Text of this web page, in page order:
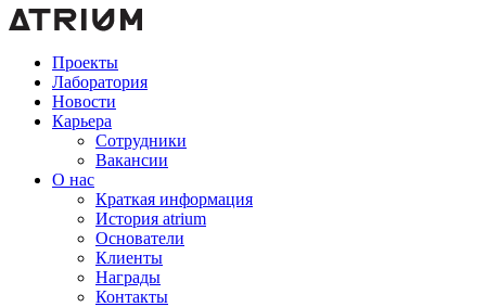
Проекты
Лаборатория
Новости
Карьера
Сотрудники
Вакансии
О нас
Краткая информация
История atrium
Основатели
Клиенты
Награды
Контакты